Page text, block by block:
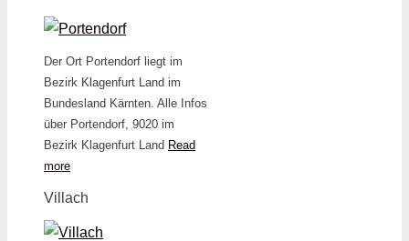
Der Ort Portendorf liegt im
Bezirk Klagenfurt Land im
Bundesland Kärnten. Alle Infos
über Portendorf, 9020 im
Bezirk Klagenfurt Land Read
more
Villach